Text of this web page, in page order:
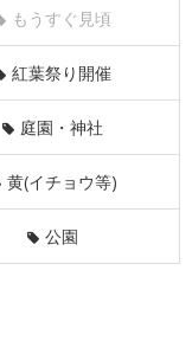
もうすぐ見頃
紅葉祭り開催
庭園・神社
黄(イチョウ等)
公園